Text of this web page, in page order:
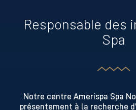
Responsable des
Spa
Notre centre Amerispa Spa
présentement à la recherche